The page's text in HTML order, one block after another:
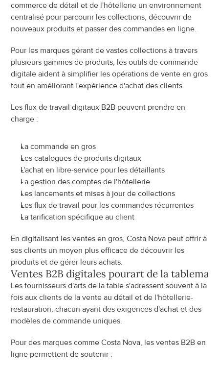
commerce de détail et de l'hôtellerie un environnement
centralisé pour parcourir les collections, découvrir de
nouveaux produits et passer des commandes en ligne.
Pour les marques gérant de vastes collections à travers
plusieurs gammes de produits, les outils de commande
digitale aident à simplifier les opérations de vente en gros
tout en améliorant l'expérience d'achat des clients.
Les flux de travail digitaux B2B peuvent prendre en
charge :
La commande en gros
Les catalogues de produits digitaux
L'achat en libre-service pour les détaillants
La gestion des comptes de l'hôtellerie
Les lancements et mises à jour de collections
Les flux de travail pour les commandes récurrentes
La tarification spécifique au client
En digitalisant les ventes en gros, Costa Nova peut offrir à
ses clients un moyen plus efficace de découvrir les
produits et de gérer leurs achats.
Ventes B2B digitales pourart de la table
Les fournisseurs d'arts de la table s'adressent souvent à la
fois aux clients de la vente au détail et de l'hôtellerie-
restauration, chacun ayant des exigences d'achat et des
modèles de commande uniques.
Pour des marques comme Costa Nova, les ventes B2B en
ligne permettent de soutenir :